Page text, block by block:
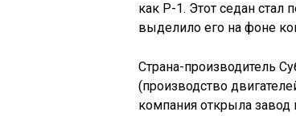
как P-1. Этот седан
выделило его на фоне
Страна-производитель
(производство
компания открыла